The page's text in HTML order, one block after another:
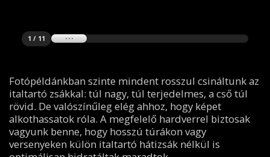
1 / 11
Fotópéldánkban szinte mindent rosszul csináltunk az
italtartó zsákkal: túl nagy, túl terjedelmes, a cső túl
rövid. De valószínűleg elég ahhoz, hogy képet
alkothassatok róla. A megfelelő hardverrel biztosak
vagyunk benne, hogy hosszú túrákon vagy
versenyeken külön italtartó hátizsák nélkül is